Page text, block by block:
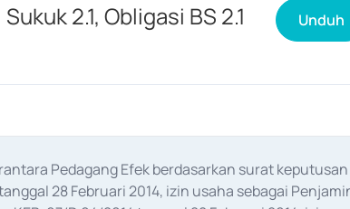
2.1, Obligasi BS 2.1
Unduh
Pedagang Efek berdasarkan surat
28 Februari 2014, izin usaha sebagai